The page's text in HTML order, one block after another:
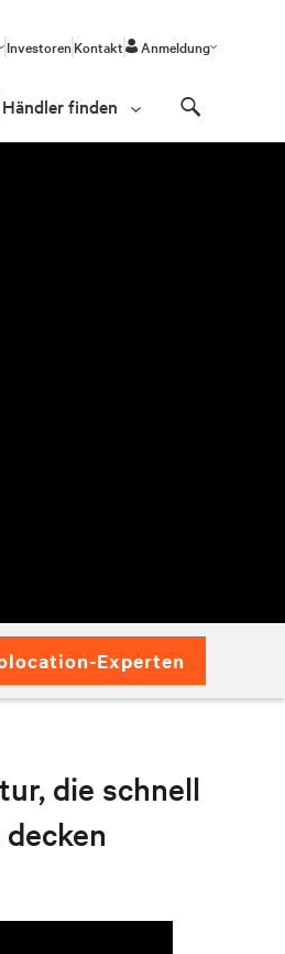
InvestorenKontakt Anmeldung
Händler finden
Experten
die schnell